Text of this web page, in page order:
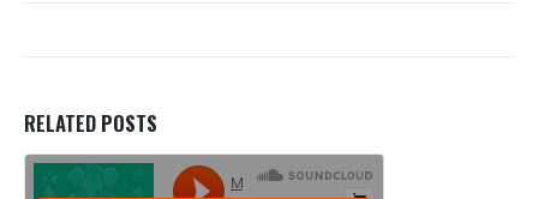
RELATED POSTS